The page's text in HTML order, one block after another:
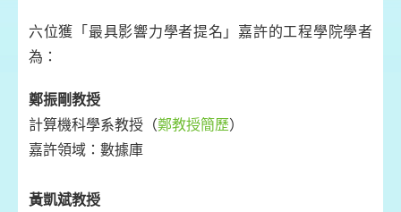
六位獲「最具影響力學者提名」嘉許的工程學院學者
為：
鄭振剛教授
計算機科學系教授（鄭教授簡歷）
嘉許領域：數據庫
黃凱斌教授